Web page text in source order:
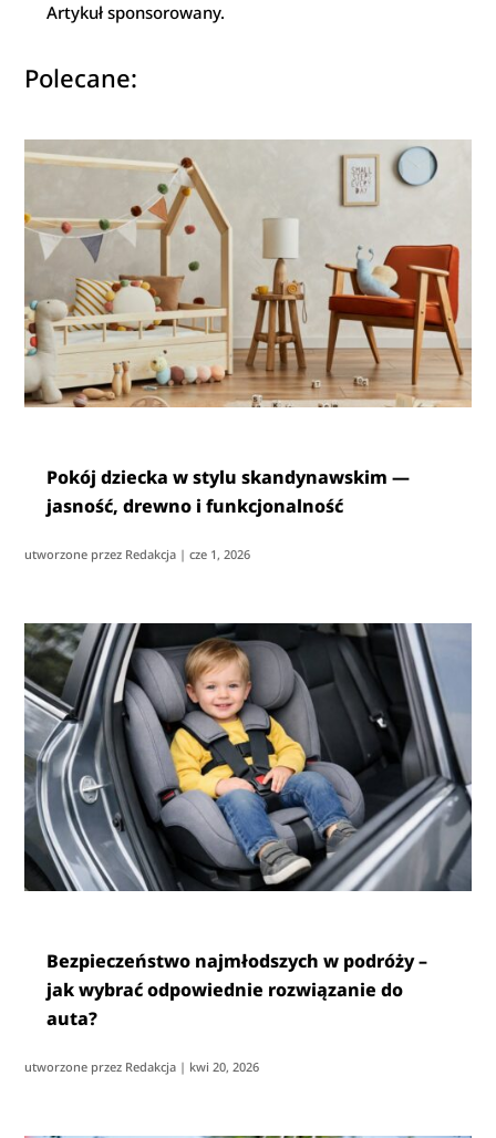
Artykuł sponsorowany.
Polecane:
Pokój dziecka w stylu skandynawskim —
jasność, drewno i funkcjonalność
utworzone przez Redakcja |cze 1, 2026
Bezpieczeństwo najmłodszych w podróży –
jak wybrać odpowiednie rozwiązanie do
auta?
utworzone przez Redakcja | kwi 20, 2026